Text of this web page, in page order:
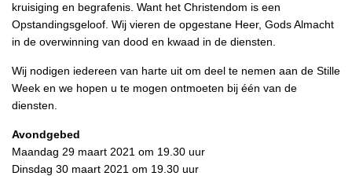
kruisiging en begrafenis. Want het Christendom is een
Opstandingsgeloof. Wij vieren de opgestane Heer, Gods Almacht
in de overwinning van dood en kwaad in de diensten.
Wij nodigen iedereen van harte uit om deel te nemen aan de Stille
Week en we hopen u te mogen ontmoeten bij één van de
diensten.
Avondgebed
Maandag 29 maart 2021 om 19.30 uur
Dinsdag 30 maart 2021 om 19.30 uur